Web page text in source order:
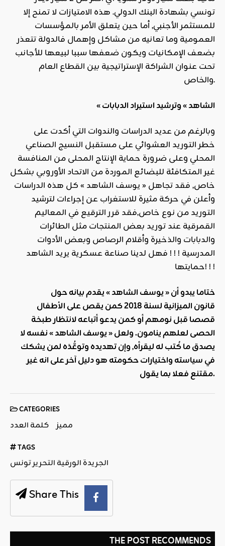
تونسي بشهادة البنك الدولي. هذه الامتيازات لا تمنح إلا
للمستثمر الأجنبي, أما حين يتعلق الأمر بالمؤسسات
العمومية وما تعانيه من مشاكل وإهمال فالدولة تتعذر
بضعف الإمكانيات ويكون ضعفها سببا لبيعها للأجانب
تحت عنوان الشراكة الإستراتيجية بين القطاع العام
والخاص.
« الشاهد » وترشيد استيراد الدبابات
خطر التوريد العشوائي على مستقبل النسيج الصناعي
المحلي وعلى ضرورة حماية الإنتاج المحلى من المنافسة
غير المتكافئة للبضائع الموردة من الاتحاد الأوروبي بشكل
خاص, فقد تجاهل « يوسف الشاهد » كل هذه الدراسات
وأعلن في حركة مثيرة للاستغراب عن إجراءات لترشيد
التوريد من نوع خاص,فقد قرر الترقيع في المعاليم
القمرقية عند توريد بعض المنتجات مثل الطائرات
والدبابات والذخيرة وأقلام الرصاص وبعض الأدوات
المدرسية ! ! ! فهل لدينا صناعة عسكرية يريد الشاهد
حمايتها! ! !
ختاما يبدو أن « يوسف الشاهد » يقدم بيانه حول
قانون الميزانية لسنة 2018 كمن يقص على الأطفال
قصصا قبل نومهم أو كمن يدعو أتباعه لانتظار طبخة
الحصى لعلهم ينامون. ولعل « يوسف الشاهد » نفسه لا
يصدق ما كُتب له ليقرأه, وإن تهديده وتوعُّدَه لمن يشكك
في سياسته واختيارات حكومته هو دليل آخر على انه غير
مقتنع فعلا بما يقول.
CATEGORIES
كلمة العدد مميز
TAGS
الجريدة الورقية التحرير تونس
Share This
THE POST RECOMMENDS